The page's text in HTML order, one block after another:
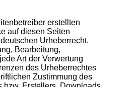
erstellten
auf diesen Seiten
Urheberrecht.
Bearbeitung,
Art der Verwertung
des Urheberrechtes
Zustimmung des